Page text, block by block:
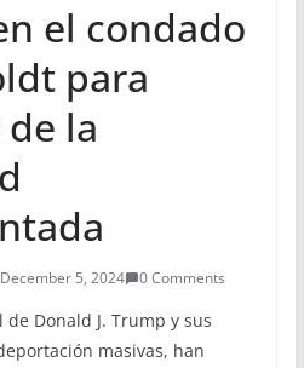
el condado
para
la
December 5, 2024 0 Comments
Donald J. Trump y sus
masivas, han